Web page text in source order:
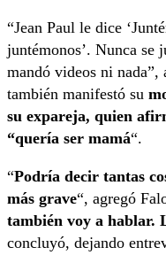
“Jean Paul le dice
juntémonos’. Nunca se
mandó videos ni
también manifestó su
su expareja, quien
“quería ser mamá“.
“Podría decir tantas
más grave“, agregó
también voy a hablar.
concluyó, dejando